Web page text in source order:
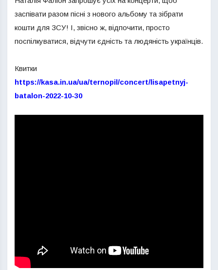
заспівати разом пісні з нового альбому та зібрати
кошти для ЗСУ! І, звісно ж, відпочити, просто
поспілкуватися, відчути єдність та людяність українців.
Квитки
https://kasa.in.ua/ua/ternopil/concert/lisapetnyj-
batalon-2022-10-30